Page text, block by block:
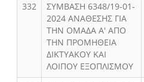
332
ΣΥΜΒΑΣΗ 6348/19-01-
2024 ΑΝΑΘΕΣΗΣ ΓΙΑ
ΤΗΝ ΟΜΑΔΑ Α' ΑΠΟ
ΤΗΝ ΠΡΟΜΗΘΕΙΑ
ΔΙΚΤΥΑΚΟΥ ΚΑΙ
ΛΟΙΠΟΥ ΕΞΟΠΛΙΣΜΟΥ